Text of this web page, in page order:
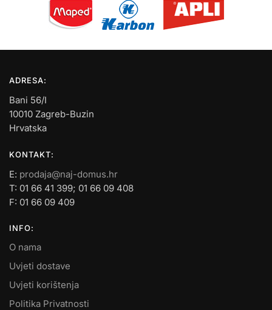
ADRESA:
Bani 56/I
10010 Zagreb-Buzin
Hrvatska
KONTAKT:
E: prodaja@naj-domus.hr
T: 01 66 41 399; 01 66 09 408
F: 01 66 09 409
INFO:
O nama
Uvjeti dostave
Uvjeti korištenja
Politika Privatnosti